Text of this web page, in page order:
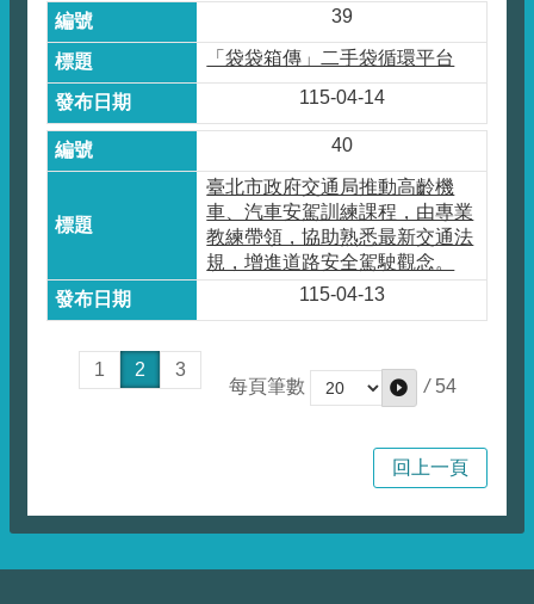
39
「袋袋箱傳」二手袋循環平台
115-04-14
40
臺北市政府交通局推動高齡機
車、汽車安駕訓練課程，由專業
教練帶領，協助熟悉最新交通法
規，增進道路安全駕駛觀念。
115-04-13
1 2
3
每頁筆數
/ 54
回上一頁